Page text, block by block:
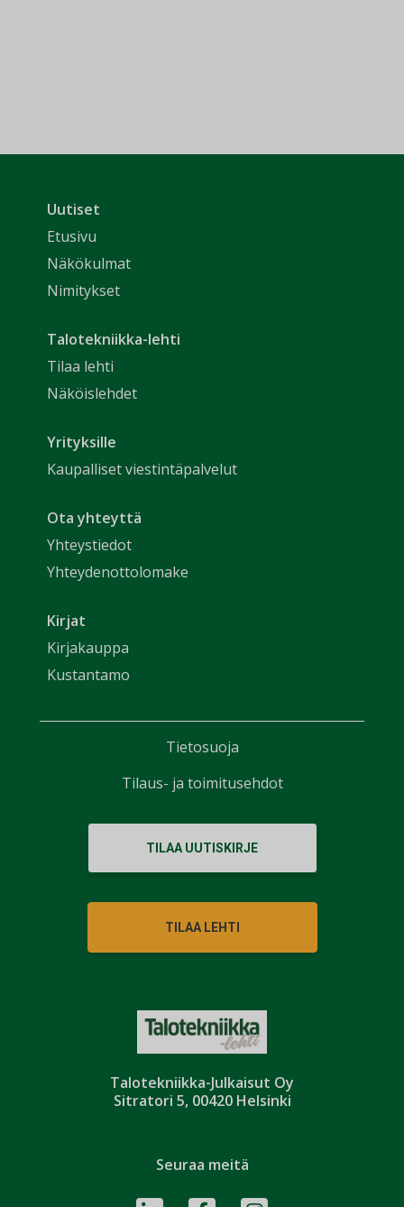
Talotekniikka-Julkaisut Oy
Sitratori 5, 00420 Helsinki
Uutiset
Etusivu
Näkökulmat
Nimitykset
Talotekniikka-lehti
Tilaa lehti
Näköislehdet
Yrityksille
Kaupalliset viestintäpalvelut
Ota yhteyttä
Yhteystiedot
Yhteydenottolomake
Kirjat
Kirjakauppa
Kustantamo
TILAA UUTISKIRJE
TILAA LEHTI
Seuraa meitä
Tietosuoja
Tilaus- ja toimitusehdot